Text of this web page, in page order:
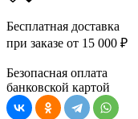
Бесплатная доставка
при заказе от 15 000 ₽
Безопасная оплата
банковской картой